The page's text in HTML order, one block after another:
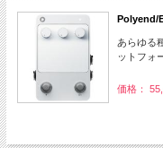
Polyend/
あらゆる
ットフォ
価格：